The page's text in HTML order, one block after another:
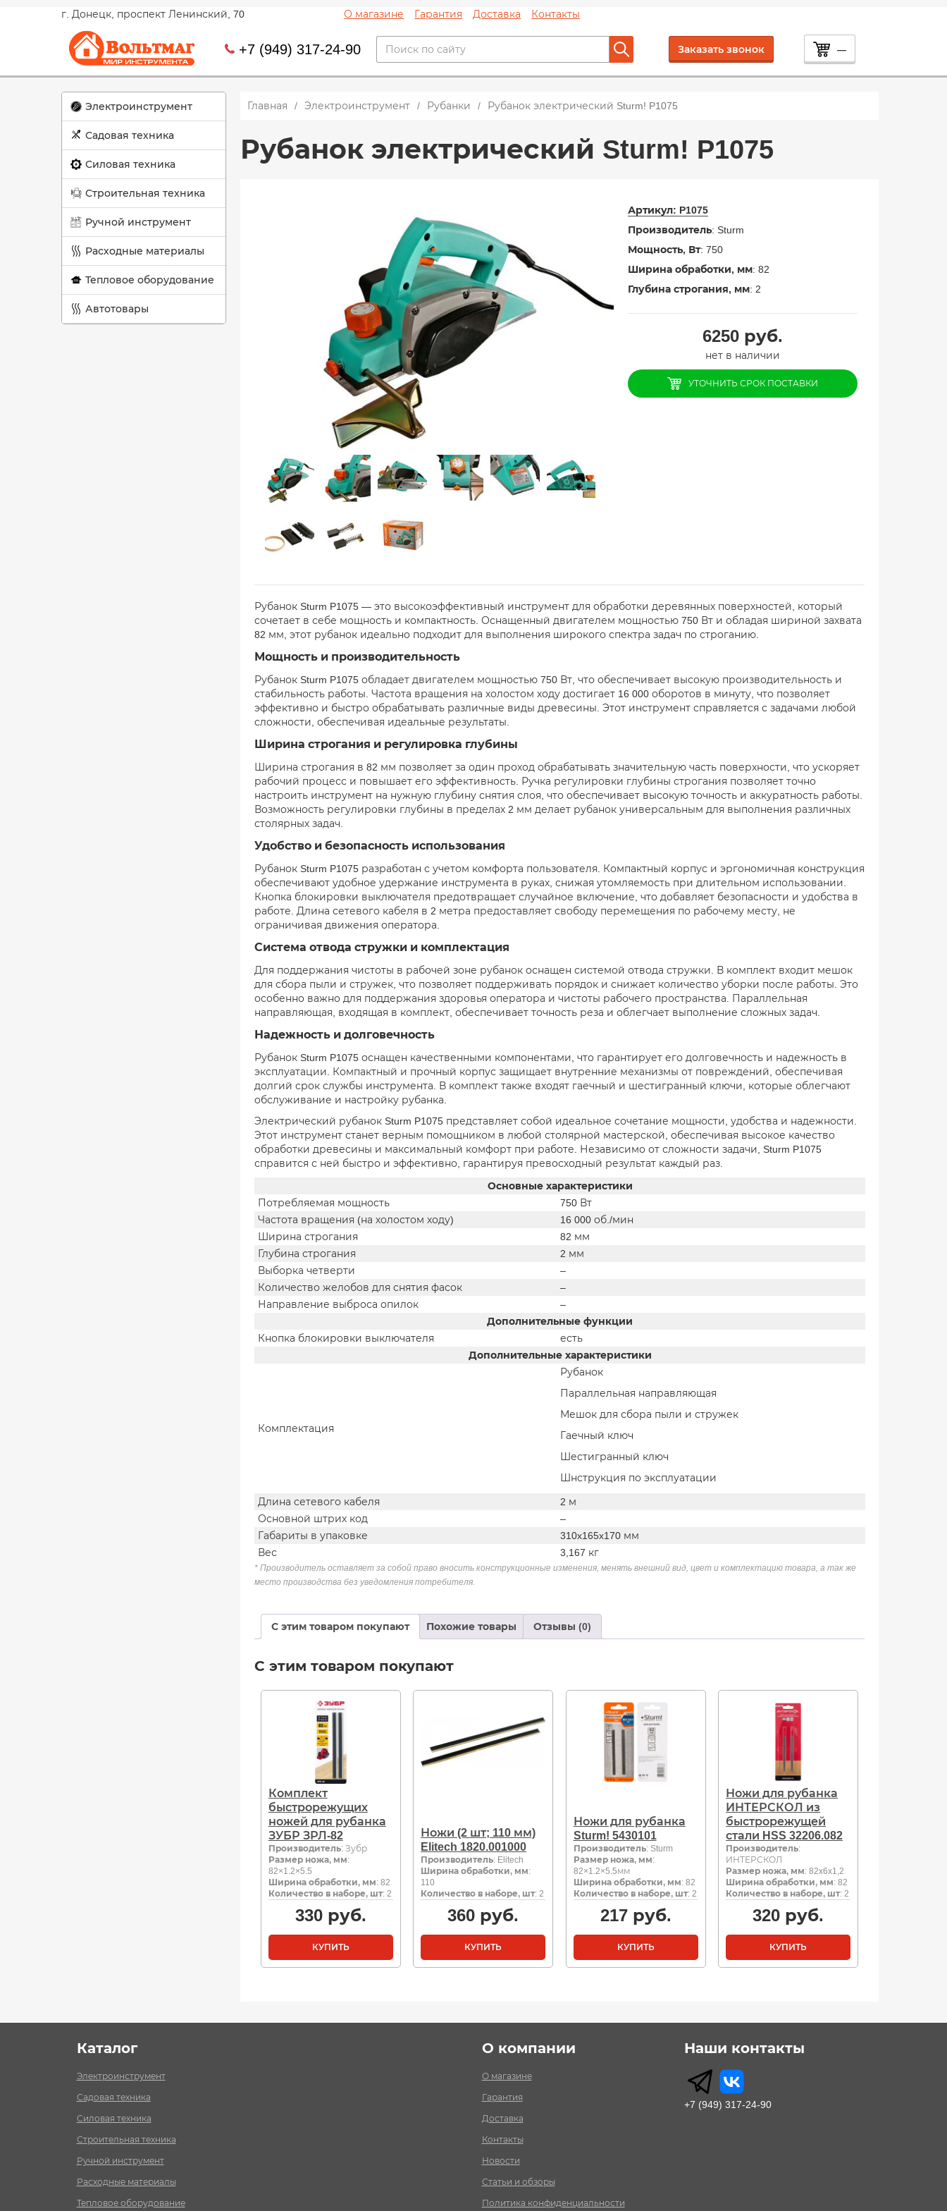
г. Донецк, проспект Ленинский, 70 О магазине Гарантия Доставка Контакты
+7 (949) 317-24-90 Заказать звонок —
Электроинструмент
Садовая техника
Силовая техника
Строительная техника
Ручной инструмент
Расходные материалы
Тепловое оборудование
Автотовары
Главная Электроинструмент Рубанки Рубанок электрический Sturm! P1075
Рубанок электрический Sturm! P1075
Артикул: P1075
Производитель: Sturm
Мощность, Вт: 750
Ширина обработки, мм: 82
Глубина строгания, мм: 2
6250руб.
нет в наличии
УТОЧНИТЬ СРОК ПОСТАВКИ
Рубанок Sturm P1075 — это высокоэффективный инструмент для обработки деревянных поверхностей, который
сочетает в себе мощность и компактность. Оснащенный двигателем мощностью 750 Вт и обладая шириной захвата
82 мм, этот рубанок идеально подходит для выполнения широкого спектра задач по строганию.
Мощность и производительность
Рубанок Sturm P1075 обладает двигателем мощностью 750 Вт, что обеспечивает высокую производительность и
стабильность работы. Частота вращения на холостом ходу достигает 16 000 оборотов в минуту, что позволяет
эффективно и быстро обрабатывать различные виды древесины. Этот инструмент справляется с задачами любой
сложности, обеспечивая идеальные результаты.
Ширина строгания и регулировка глубины
Ширина строгания в 82 мм позволяет за один проход обрабатывать значительную часть поверхности, что ускоряет
рабочий процесс и повышает его эффективность. Ручка регулировки глубины строгания позволяет точно
настроить инструмент на нужную глубину снятия слоя, что обеспечивает высокую точность и аккуратность работы.
Возможность регулировки глубины в пределах 2 мм делает рубанок универсальным для выполнения различных
столярных задач.
Удобство и безопасность использования
Рубанок Sturm P1075 разработан с учетом комфорта пользователя. Компактный корпус и эргономичная конструкция
обеспечивают удобное удержание инструмента в руках, снижая утомляемость при длительном использовании.
Кнопка блокировки выключателя предотвращает случайное включение, что добавляет безопасности и удобства в
работе. Длина сетевого кабеля в 2 метра предоставляет свободу перемещения по рабочему месту, не
ограничивая движения оператора.
Система отвода стружки и комплектация
Для поддержания чистоты в рабочей зоне рубанок оснащен системой отвода стружки. В комплект входит мешок
для сбора пыли и стружек, что позволяет поддерживать порядок и снижает количество уборки после работы. Это
особенно важно для поддержания здоровья оператора и чистоты рабочего пространства. Параллельная
направляющая, входящая в комплект, обеспечивает точность реза и облегчает выполнение сложных задач.
Надежность и долговечность
Рубанок Sturm P1075 оснащен качественными компонентами, что гарантирует его долговечность и надежность в
эксплуатации. Компактный и прочный корпус защищает внутренние механизмы от повреждений, обеспечивая
долгий срок службы инструмента. В комплект также входят гаечный и шестигранный ключи, которые облегчают
обслуживание и настройку рубанка.
Электрический рубанок Sturm P1075 представляет собой идеальное сочетание мощности, удобства и надежности.
Этот инструмент станет верным помощником в любой столярной мастерской, обеспечивая высокое качество
обработки древесины и максимальный комфорт при работе. Независимо от сложности задачи, Sturm P1075
справится с ней быстро и эффективно, гарантируя превосходный результат каждый раз.
Основные характеристики
Потребляемая мощность
750 Вт
Частота вращения (на холостом ходу)
16 000 об./мин
Ширина строгания
82 мм
Глубина строгания
2 мм
Выборка четверти
–
Количество желобов для снятия фасок
–
Направление выброса опилок
–
Дополнительные функции
Кнопка блокировки выключателя
есть
Дополнительные характеристики
Комплектация
Рубанок
Параллельная направляющая
Мешок для сбора пыли и стружек
Гаечный ключ
Шестигранный ключ
Шнструкция по эксплуатации
Длина сетевого кабеля
2 м
Основной штрих код
–
Габариты в упаковке
310x165x170 мм
Вес
3,167 кг
* Производитель оставляет за собой право вносить конструкционные изменения, менять внешний вид, цвет и комплектацию товара, а так же
место производства без уведомления потребителя.
С этим товаром покупают Похожие товары Отзывы (0)
С этим товаром покупают
Комплект
быстрорежущих
ножей для рубанка
ЗУБР ЗРЛ-82
Производитель: Зубр
Размер ножа, мм:
82×1.2×5.5
Ширина обработки, мм: 82
Количество в наборе, шт: 2
330руб.
КУПИТЬ
Ножи (2 шт; 110 мм)
Elitech 1820.001000
Производитель: Elitech
Ширина обработки, мм:
110
Количество в наборе, шт: 2
360 руб.
КУПИТЬ
Ножи для рубанка
Sturm! 5430101
Производитель: Sturm
Размер ножа, мм:
82×1.2×5.5мм
Ширина обработки, мм: 82
Количество в наборе, шт: 2
217руб.
КУПИТЬ
Ножи для рубанка
ИНТЕРСКОЛ из
быстрорежущей
стали HSS 32206.082
Производитель:
ИНТЕРСКОЛ
Размер ножа, мм: 82x6x1,2
Ширина обработки, мм: 82
Количество в наборе, шт: 2
320 руб.
КУПИТЬ
Каталог
Электроинструмент
Садовая техника
Силовая техника
Строительная техника
Ручной инструмент
Расходные материалы
Тепловое оборудование
О компании
О магазине
Гарантия
Доставка
Контакты
Новости
Статьи и обзоры
Политика конфиденциальности
Наши контакты
+7 (949) 317-24-90